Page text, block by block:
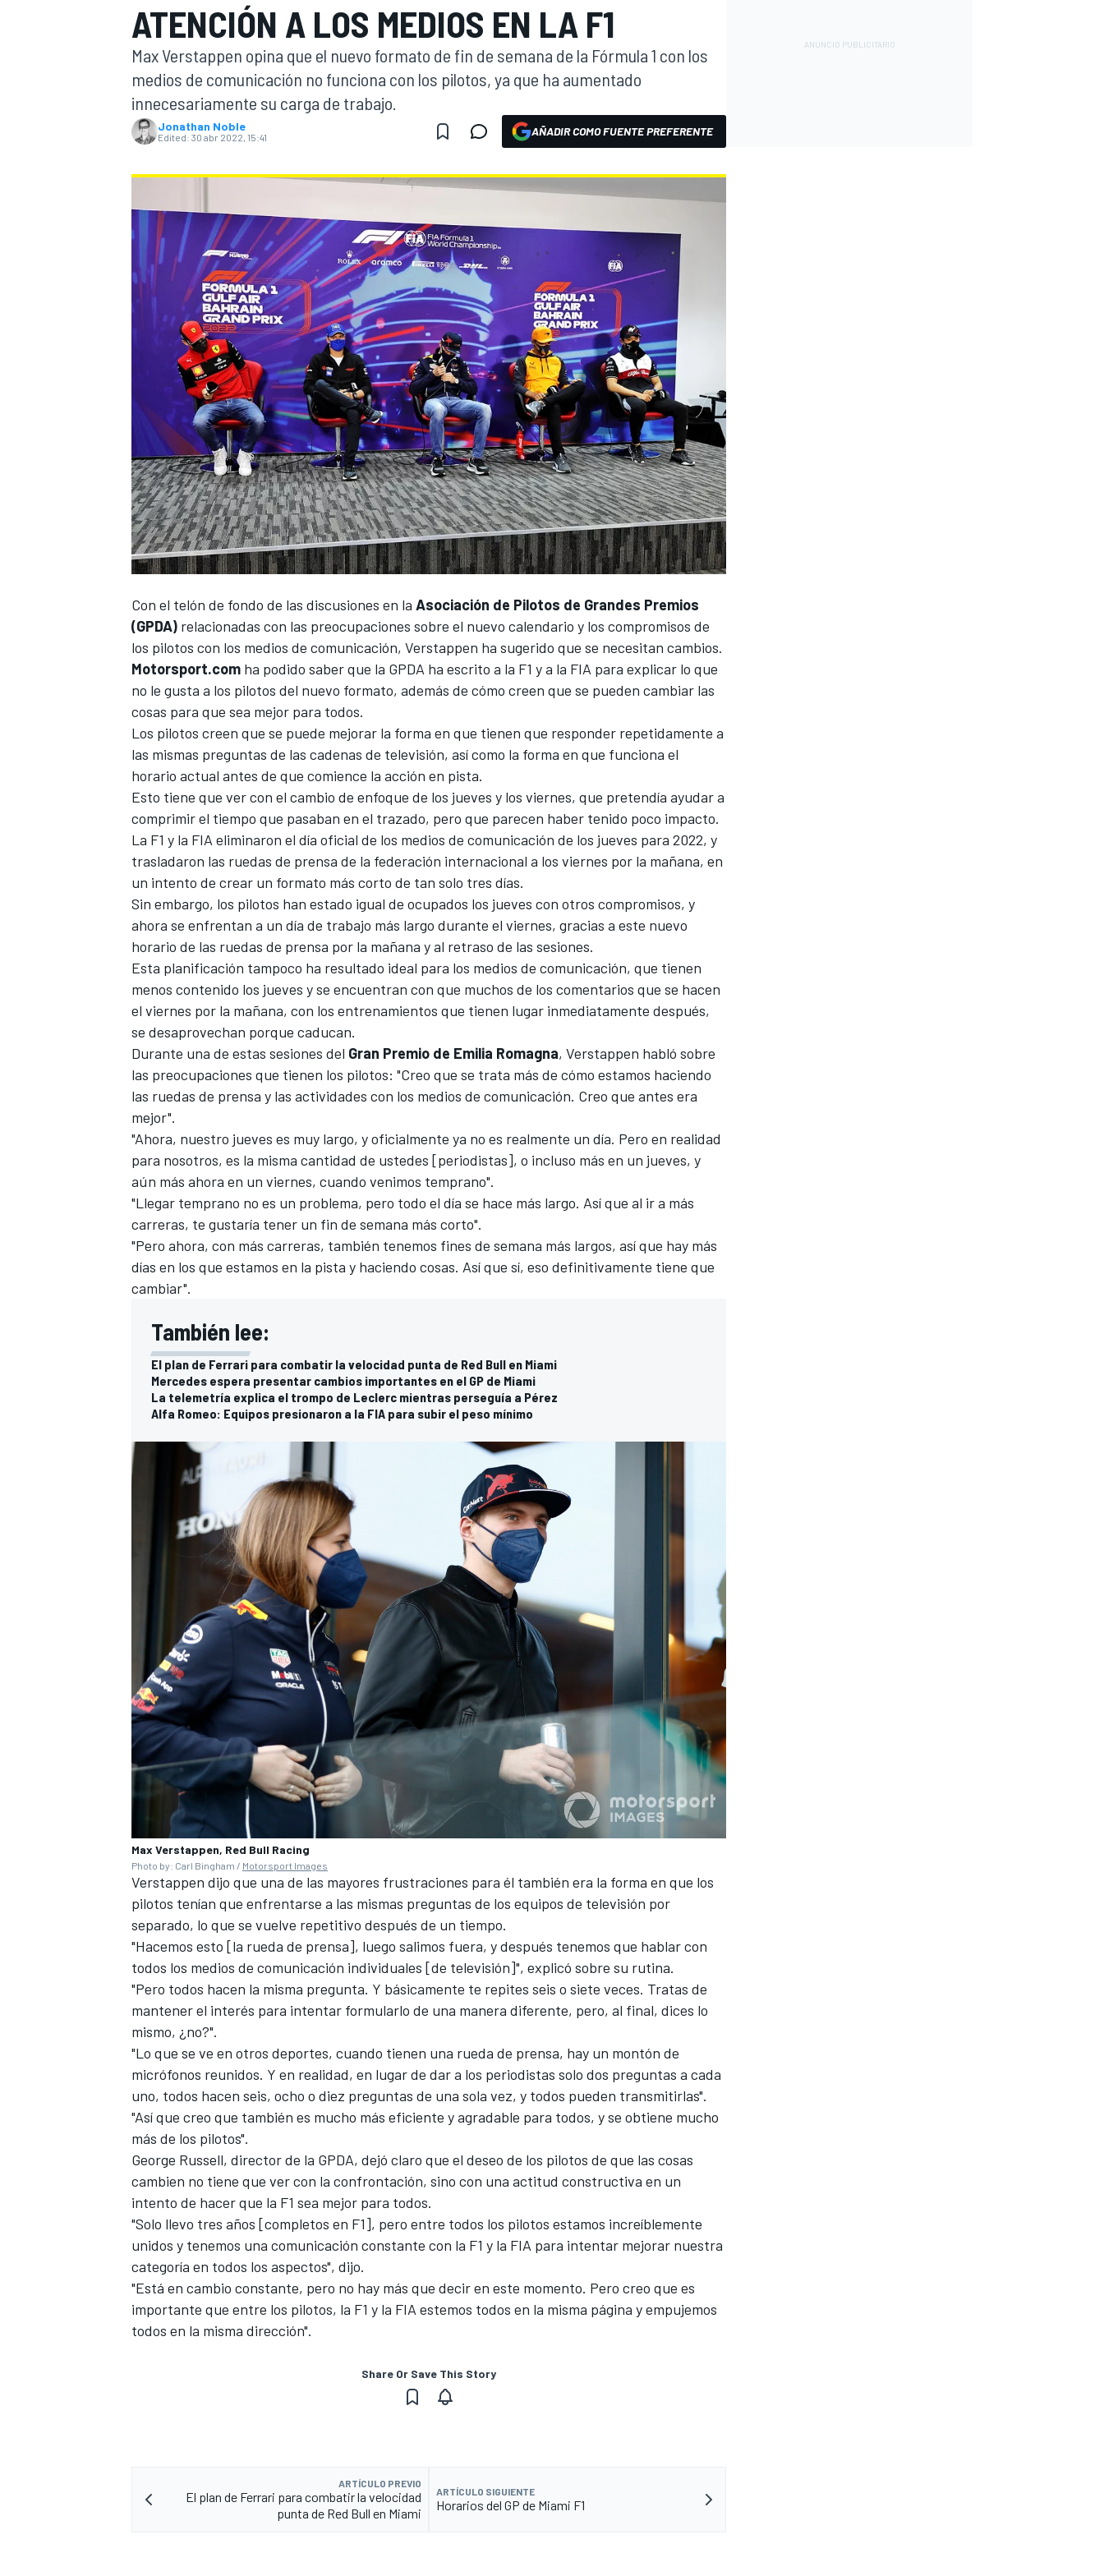
FÓRMULA E MOTO
NASCARINDYCARSPORTSCARRALLYTURISMO
ATENCIÓN A LOS MEDIOS EN LA F1
Max Verstappen opina que el nuevo formato de fin de semana de la Fórmula 1 con los
medios de comunicación no funciona con los pilotos, ya que ha aumentado
innecesariamente su carga de trabajo.
Jonathan Noble
Edited: 30 abr 2022, 15:41 AÑADIR COMO FUENTE PREFERENTE
Con el telón de fondo de las discusiones en la Asociación de Pilotos de Grandes Premios
(GPDA) relacionadas con las preocupaciones sobre el nuevo calendario y los compromisos de
los pilotos con los medios de comunicación, Verstappen ha sugerido que se necesitan cambios.
Motorsport.com ha podido saber que la GPDA ha escrito a la F1 y a la FIA para explicar lo que
no le gusta a los pilotos del nuevo formato, además de cómo creen que se pueden cambiar las
cosas para que sea mejor para todos.
Los pilotos creen que se puede mejorar la forma en que tienen que responder repetidamente a
las mismas preguntas de las cadenas de televisión, así como la forma en que funciona el
horario actual antes de que comience la acción en pista.
Esto tiene que ver con el cambio de enfoque de los jueves y los viernes, que pretendía ayudar a
comprimir el tiempo que pasaban en el trazado, pero que parecen haber tenido poco impacto.
La F1 y la FIA eliminaron el día oficial de los medios de comunicación de los jueves para 2022, y
trasladaron las ruedas de prensa de la federación internacional a los viernes por la mañana, en
un intento de crear un formato más corto de tan solo tres días.
Sin embargo, los pilotos han estado igual de ocupados los jueves con otros compromisos, y
ahora se enfrentan a un día de trabajo más largo durante el viernes, gracias a este nuevo
horario de las ruedas de prensa por la mañana y al retraso de las sesiones.
Esta planificación tampoco ha resultado ideal para los medios de comunicación, que tienen
menos contenido los jueves y se encuentran con que muchos de los comentarios que se hacen
el viernes por la mañana, con los entrenamientos que tienen lugar inmediatamente después,
se desaprovechan porque caducan.
Durante una de estas sesiones del Gran Premio de Emilia Romagna, Verstappen habló sobre
las preocupaciones que tienen los pilotos: "Creo que se trata más de cómo estamos haciendo
las ruedas de prensa y las actividades con los medios de comunicación. Creo que antes era
mejor".
"Ahora, nuestro jueves es muy largo, y oficialmente ya no es realmente un día. Pero en realidad
para nosotros, es la misma cantidad de ustedes [periodistas], o incluso más en un jueves, y
aún más ahora en un viernes, cuando venimos temprano".
"Llegar temprano no es un problema, pero todo el día se hace más largo. Así que al ir a más
carreras, te gustaría tener un fin de semana más corto".
"Pero ahora, con más carreras, también tenemos fines de semana más largos, así que hay más
días en los que estamos en la pista y haciendo cosas. Así que sí, eso definitivamente tiene que
cambiar".
También lee:
El plan de Ferrari para combatir la velocidad punta de Red Bull en Miami
Mercedes espera presentar cambios importantes en el GP de Miami
La telemetría explica el trompo de Leclerc mientras perseguía a Pérez
Alfa Romeo: Equipos presionaron a la FIA para subir el peso mínimo
Max Verstappen, Red Bull Racing
Photo by: Carl Bingham / Motorsport Images
Verstappen dijo que una de las mayores frustraciones para él también era la forma en que los
pilotos tenían que enfrentarse a las mismas preguntas de los equipos de televisión por
separado, lo que se vuelve repetitivo después de un tiempo.
"Hacemos esto [la rueda de prensa], luego salimos fuera, y después tenemos que hablar con
todos los medios de comunicación individuales [de televisión]", explicó sobre su rutina.
"Pero todos hacen la misma pregunta. Y básicamente te repites seis o siete veces. Tratas de
mantener el interés para intentar formularlo de una manera diferente, pero, al final, dices lo
mismo, ¿no?".
"Lo que se ve en otros deportes, cuando tienen una rueda de prensa, hay un montón de
micrófonos reunidos. Y en realidad, en lugar de dar a los periodistas solo dos preguntas a cada
uno, todos hacen seis, ocho o diez preguntas de una sola vez, y todos pueden transmitirlas".
"Así que creo que también es mucho más eficiente y agradable para todos, y se obtiene mucho
más de los pilotos".
George Russell, director de la GPDA, dejó claro que el deseo de los pilotos de que las cosas
cambien no tiene que ver con la confrontación, sino con una actitud constructiva en un
intento de hacer que la F1 sea mejor para todos.
"Solo llevo tres años [completos en F1], pero entre todos los pilotos estamos increíblemente
unidos y tenemos una comunicación constante con la F1 y la FIA para intentar mejorar nuestra
categoría en todos los aspectos", dijo.
"Está en cambio constante, pero no hay más que decir en este momento. Pero creo que es
importante que entre los pilotos, la F1 y la FIA estemos todos en la misma página y empujemos
todos en la misma dirección".
Share Or Save This Story
ARTÍCULO PREVIO
El plan de Ferrari para combatir la velocidad
punta de Red Bull en Miami
ARTÍCULO SIGUIENTE
Horarios del GP de Miami F1